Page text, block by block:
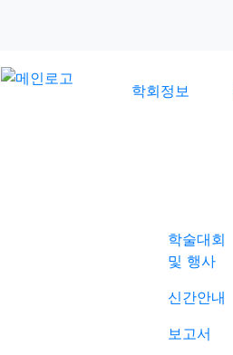
학회정보
학술대회
및 행사
신간안내
보고서